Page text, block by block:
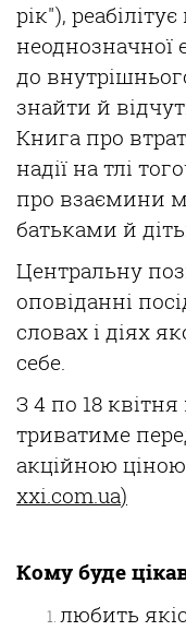
рік"), реабілітує
неоднозначної
до
знайти й
Книга про
надії на тлі
про взаємини м
батьками й
Центральну
оповіданні пос
словах і діях
себе.
З 4 по 18 квітня
триватиме
акційною ціною
xxi.com.ua)
Кому буде
любить